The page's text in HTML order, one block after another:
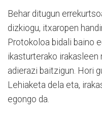
Behar ditugun
dizkiogu, itxaropen
Protokoloa bidali baino
ikasturterako irakasleen
adierazi baitzigun. Hori
Lehiaketa dela eta,
egongo da.